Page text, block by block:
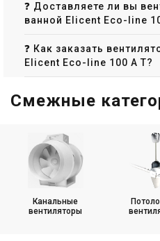
❓ Доставляете ли вы
ванной Elicent Eco-line
❓ Как заказать
Elicent Eco-line 100 A T?
Смежные
Канальные
вентиляторы